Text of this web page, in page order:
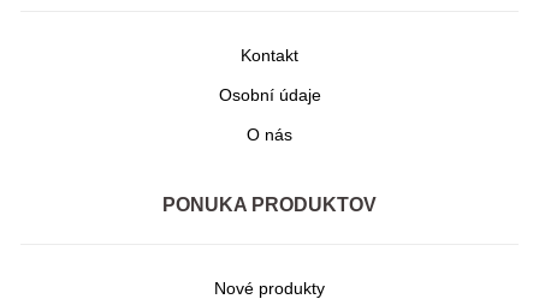
Kontakt
Osobní údaje
O nás
PONUKA PRODUKTOV
Nové produkty